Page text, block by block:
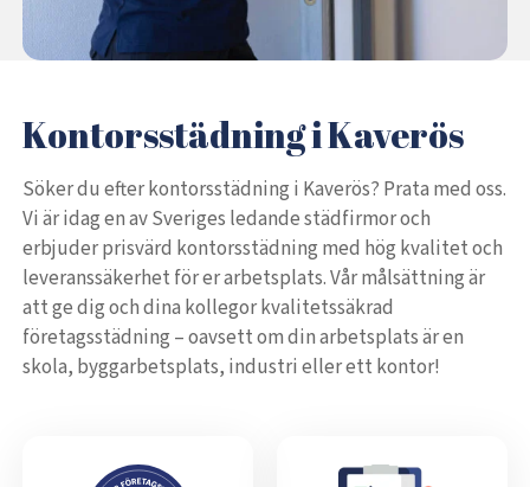
Kontorsstädning i Kaverös
Söker du efter kontorsstädning i Kaverös? Prata med oss.
Vi är idag en av Sveriges ledande städfirmor och
erbjuder prisvärd kontorsstädning med hög kvalitet och
leveranssäkerhet för er arbetsplats. Vår målsättning är
att ge dig och dina kollegor kvalitetssäkrad
företagsstädning – oavsett om din arbetsplats är en
skola, byggarbetsplats, industri eller ett kontor!